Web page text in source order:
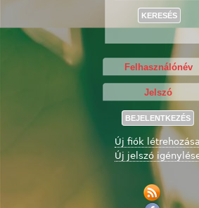
Új fiók létrehozása
Új jelszó